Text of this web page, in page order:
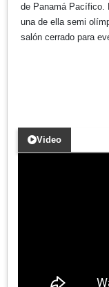
de Panamá Pacífico.
una de ella semi
salón cerrado para
Video